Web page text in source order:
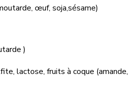
œuf, soja,sésame)
)
lactose, fruits à coque (amande,